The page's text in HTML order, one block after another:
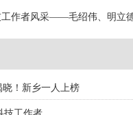
工作者风采——毛绍伟、明立
晓！新乡一人上榜